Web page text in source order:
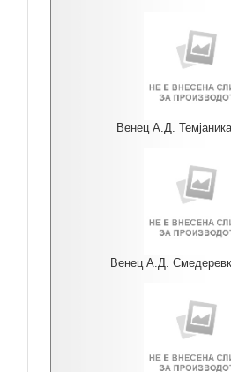
Венец А.Д.
Венец А.Д.